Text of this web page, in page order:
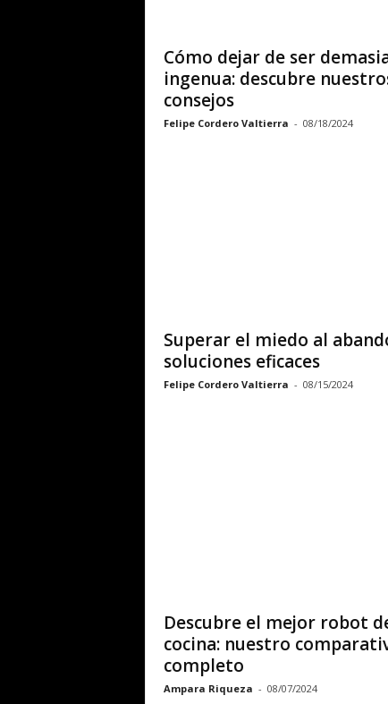
a
Cómo dejar de ser
ingenua: descubre
consejos
Felipe Cordero Valtierra - 08/18/2024
Superar el miedo al
soluciones eficaces
Felipe Cordero Valtierra - 08/15/2024
Descubre el mejor robot
cocina: nuestro
completo
Ampara Riqueza - 08/07/2024